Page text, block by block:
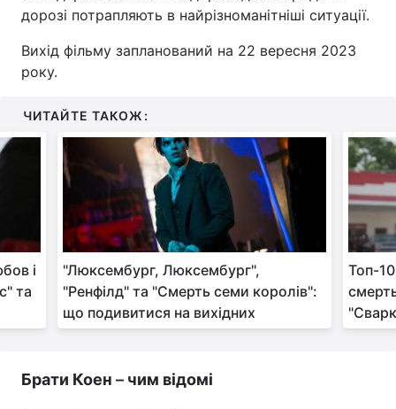
дорозі потрапляють в найрізноманітніші ситуації.
Вихід фільму запланований на 22 вересня 2023
року.
ЧИТАЙТЕ ТАКОЖ:
і
та
"Люксембург, Люксембург",
"Ренфілд" та "Смерть семи королів":
що подивитися на вихідних
Топ-10
Брати Коен – чим відомі